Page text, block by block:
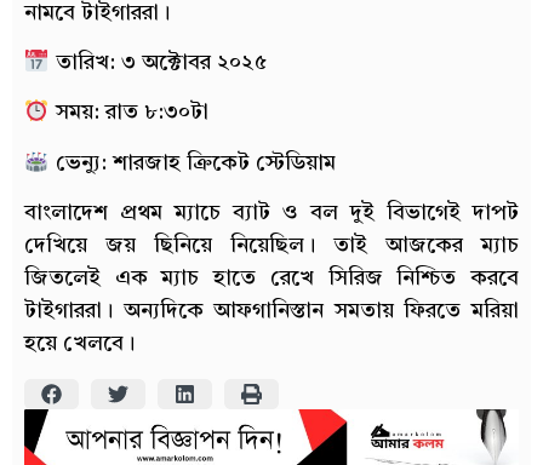
নামবে টাইগাররা।
তারিখ: ৩ অক্টোবর ২০২৫
সময়: রাত ৮:৩০টা
ভেন্যু: শারজাহ ক্রিকেট স্টেডিয়াম
বাংলাদেশ প্রথম ম্যাচে ব্যাট ও বল দুই বিভাগেই দাপট
দেখিয়ে জয় ছিনিয়ে নিয়েছিল। তাই আজকের ম্যাচ
জিতলেই এক ম্যাচ হাতে রেখে সিরিজ নিশ্চিত করবে
টাইগাররা। অন্যদিকে আফগানিস্তান সমতায় ফিরতে মরিয়া
হয়ে খেলবে।